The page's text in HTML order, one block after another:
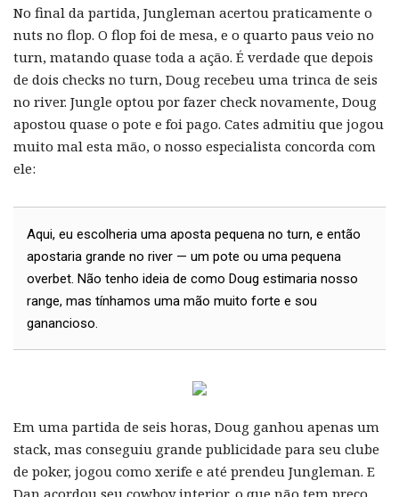
No final da partida, Jungleman acertou praticamente o
nuts no flop. O flop foi de mesa, e o quarto paus veio no
turn, matando quase toda a ação. É verdade que depois
de dois checks no turn, Doug recebeu uma trinca de seis
no river. Jungle optou por fazer check novamente, Doug
apostou quase o pote e foi pago. Cates admitiu que jogou
muito mal esta mão, o nosso especialista concorda com
ele:
Aqui, eu escolheria uma aposta pequena no turn, e então
apostaria grande no river — um pote ou uma pequena
overbet. Não tenho ideia de como Doug estimaria nosso
range, mas tínhamos uma mão muito forte e sou
ganancioso.
Em uma partida de seis horas, Doug ganhou apenas um
stack, mas conseguiu grande publicidade para seu clube
de poker, jogou como xerife e até prendeu Jungleman. E